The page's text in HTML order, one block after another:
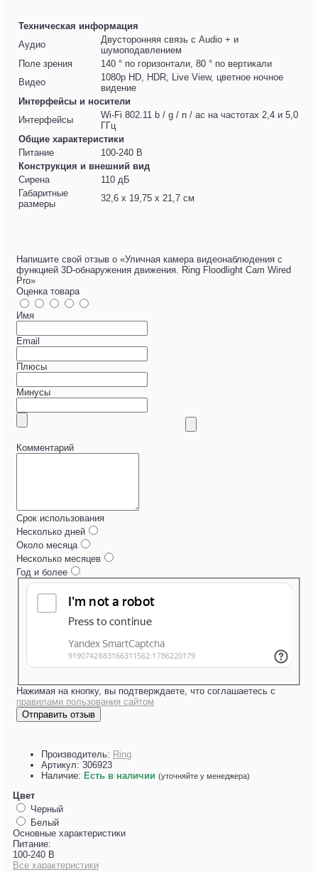
Техническая информация
Аудио
Двусторонняя связь с Audio + и
шумоподавлением
Поле зрения
140 ° по горизонтали, 80 ° по вертикали
Видео
1080p HD, HDR, Live View, цветное ночное
видение
Интерфейсы и носители
Интерфейсы
Wi-Fi 802.11 b / g / n / ac на частотах 2,4 и 5,0
ГГц
Общие характеристики
Питание
100-240 В
Конструкция и внешний вид
Сирена
110 дБ
Габаритные
размеры
32,6 x 19,75 x 21,7 см
Напишите свой отзыв о «Уличная камера видеонаблюдения с
функцией 3D-обнаружения движения. Ring Floodlight Cam Wired
Pro»
Оценка товара
Имя
Email
Плюсы
Минусы
Комментарий
Срок использования
Несколько дней
Около месяца
Несколько месяцев
Год и более
Нажимая на кнопку, вы подтверждаете, что соглашаетесь с
правилами пользования сайтом
Отправить отзыв
Производитель: Ring
Артикул: 306923
Наличие: Есть в наличии (уточняйте у менеджера)
Цвет
Черный
Белый
Основные характеристики
Питание:
100-240 В
Все характеристики